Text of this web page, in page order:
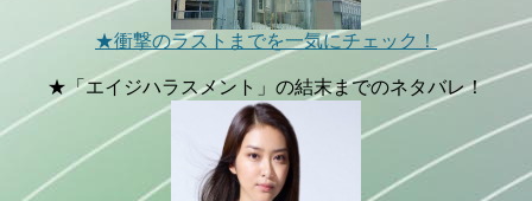
★衝撃のラストまでを一気にチェック！
★「エイジハラスメント」の結末までのネタバレ！